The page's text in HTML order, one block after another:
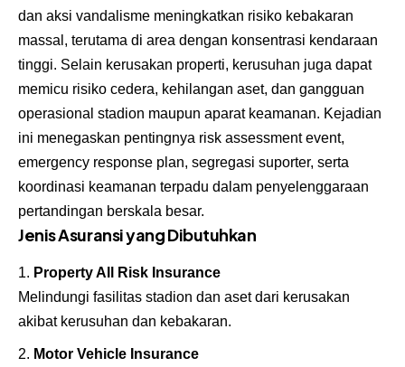
dan aksi vandalisme meningkatkan risiko kebakaran
massal, terutama di area dengan konsentrasi kendaraan
tinggi. Selain kerusakan properti, kerusuhan juga dapat
memicu risiko cedera, kehilangan aset, dan gangguan
operasional stadion maupun aparat keamanan. Kejadian
ini menegaskan pentingnya risk assessment event,
emergency response plan, segregasi suporter, serta
koordinasi keamanan terpadu dalam penyelenggaraan
pertandingan berskala besar.
Jenis Asuransi yang Dibutuhkan
Property All Risk Insurance
Melindungi fasilitas stadion dan aset dari kerusakan
akibat kerusuhan dan kebakaran.
Motor Vehicle Insurance